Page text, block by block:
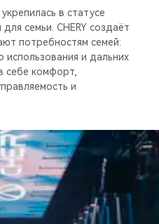
в статусе
семьи. CHERY создаёт
потребностям семей:
и дальних
себе комфорт,
и